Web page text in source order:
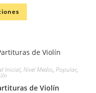
Inicial, Nivel Medio, Popular,
de Violín